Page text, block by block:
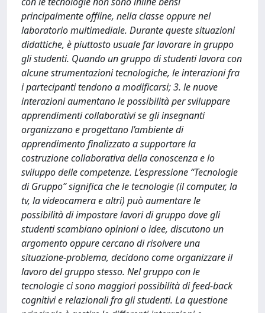
principalmente offline, nella classe oppure nel
laboratorio multimediale. Durante queste situazioni
didattiche, è piuttosto usuale far lavorare in gruppo
gli studenti. Quando un gruppo di studenti lavora con
alcune strumentazioni tecnologiche, le interazioni fra
i partecipanti tendono a modificarsi; 3. le nuove
interazioni aumentano le possibilità per sviluppare
apprendimenti collaborativi se gli insegnanti
organizzano e progettano l’ambiente di
apprendimento finalizzato a supportare la
costruzione collaborativa della conoscenza e lo
sviluppo delle competenze. L’espressione “Tecnologie
di Gruppo” significa che le tecnologie (il computer, la
tv, la videocamera e altri) può aumentare le
possibilità di impostare lavori di gruppo dove gli
studenti scambiano opinioni o idee, discutono un
argomento oppure cercano di risolvere una
situazione-problema, decidono come organizzare il
lavoro del gruppo stesso. Nel gruppo con le
tecnologie ci sono maggiori possibilità di feed-back
cognitivi e relazionali fra gli studenti. La questione